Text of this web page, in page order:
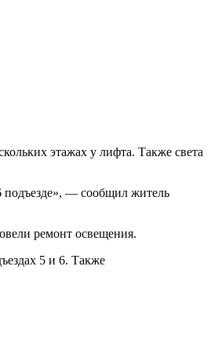
этажах у лифта. Также света
подъезде», — сообщил житель
ремонт освещения.
5 и 6. Также